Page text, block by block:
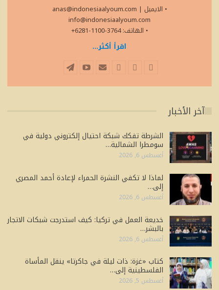
• الايميل
anas@indonesiaalyoum.com |
info@indonesiaalyoum.com
• الهاتف: 3764-1100-6281+
اقرأ أكثر...
آخر الأخبار
الشرطة تفكك شبكة احتيال إلكتروني دولية في
سومطرا الشمالية…
أغسطس 6, 2026
لماذا لا تكفي النشرة الحمراء لإعادة أحمد المصري
إلى…
أغسطس 6, 2026
خديعة العمل في تركيا: كيف استدرجت شبكات الاتجار
بالبشر…
أغسطس 6, 2026
كتاب «غزة: ذات ليلة في جاكرتا» ينقل المأساة
الفلسطينية إلى…
أغسطس 5, 2026